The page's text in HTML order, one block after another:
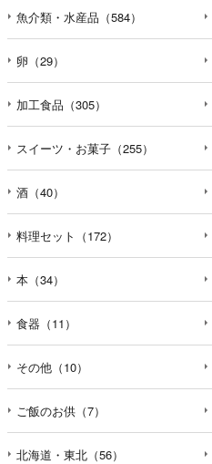
魚介類・水産品（584）
卵（29）
加工食品（305）
スイーツ・お菓子（255）
酒（40）
料理セット（172）
本（34）
食器（11）
その他（10）
ご飯のお供（7）
北海道・東北（56）